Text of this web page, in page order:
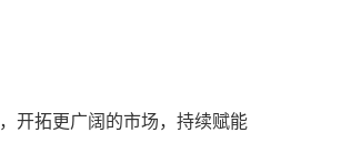
开拓更广阔的市场，持续赋能